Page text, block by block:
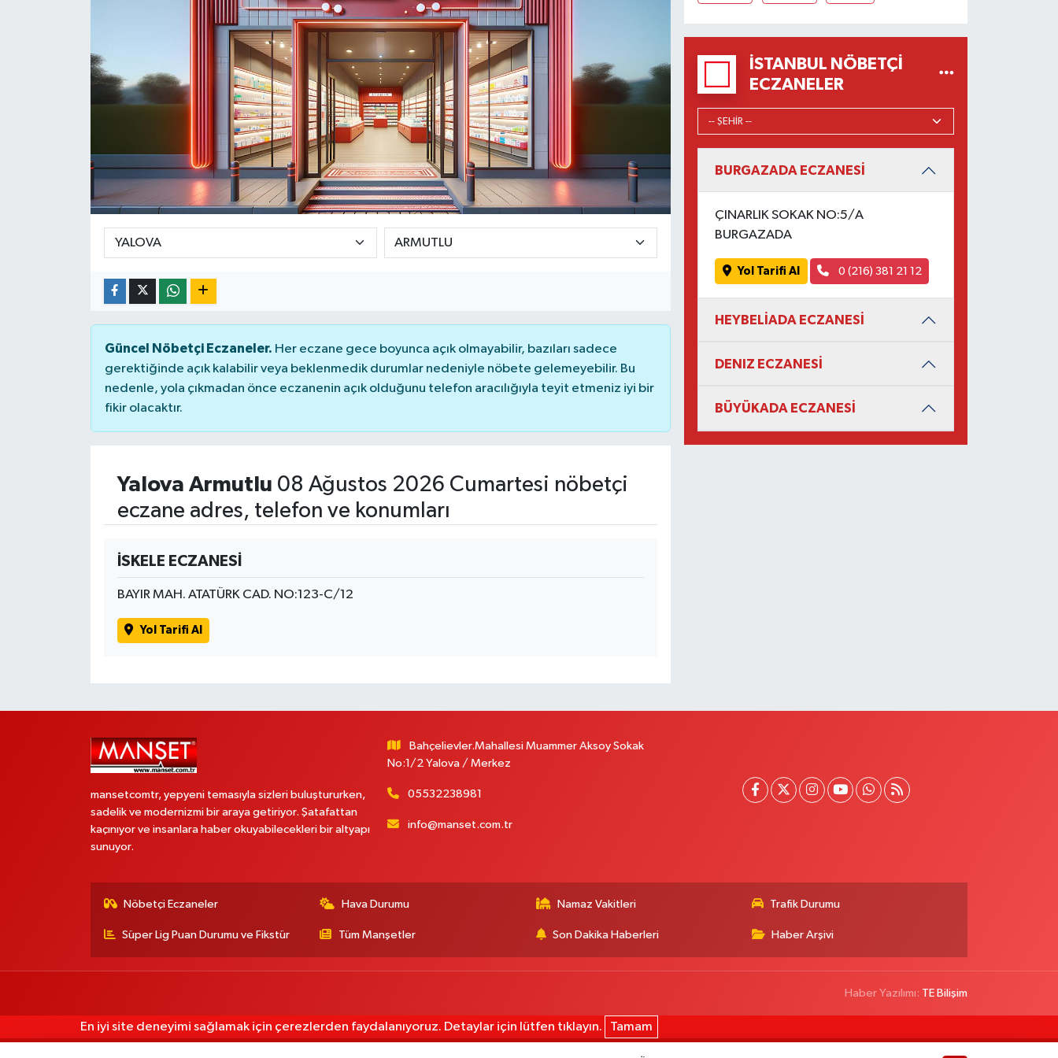
Güncel Nöbetçi Eczaneler. Her eczane gece boyunca açık olmayabilir, bazıları sadece
gerektiğinde açık kalabilir veya beklenmedik durumlar nedeniyle nöbete gelemeyebilir. Bu
nedenle, yola çıkmadan önce eczanenin açık olduğunu telefon aracılığıyla teyit etmeniz iyi bir
fikir olacaktır.
Yalova Armutlu 08 Ağustos 2026 Cumartesi nöbetçi
eczane adres, telefon ve konumları
İSKELE ECZANESİ
BAYIR MAH. ATATÜRK CAD. NO:123-C/12
Yol Tarifi Al
İSTANBUL NÖBETÇI
ECZANELER
BURGAZADA ECZANESİ
ÇINARLIK SOKAK NO:5/A
BURGAZADA
Yol Tarifi Al 0 (216) 381 21 12
HEYBELİADA ECZANESİ
DENIZ ECZANESİ
BÜYÜKADA ECZANESİ
mansetcomtr, yepyeni temasıyla sizleri buluştururken,
sadelik ve modernizmi bir araya getiriyor. Şatafattan
kaçınıyor ve insanlara haber okuyabilecekleri bir altyapı
sunuyor.
Bahçelievler.Mahallesi Muammer Aksoy Sokak
No:1/2 Yalova / Merkez
05532238981
info@manset.com.tr
Nöbetçi Eczaneler Hava Durumu Namaz Vakitleri Trafik Durumu
Süper Lig Puan Durumu ve Fikstür Tüm Manşetler Son Dakika Haberleri Haber Arşivi
Haber Yazılımı: TE Bilişim
En iyi site deneyimi sağlamak için çerezlerden faydalanıyoruz. Detaylar için lütfen tıklayın. Tamam